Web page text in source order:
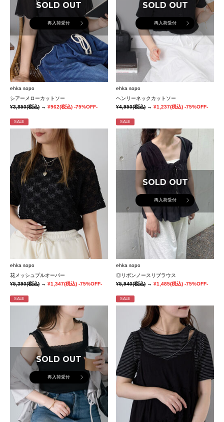
SOLD OUT
再入荷受付
ehka sopo
シアーメローカットソー
¥3,850(税込) → ¥962(税込) -75%OFF-
SOLD OUT
再入荷受付
ehka sopo
ヘンリーネックカットソー
¥4,950(税込)→¥1,237(税込) -75%OFF-
SALE
ehka sopo
花メッシュプルオーバー
¥5,390(税込) → ¥1,347(税込) -75%OFF-
SALE
SOLD OUT
再入荷受付
ehka sopo
◎リボンノースリブラウス
¥5,940(税込)→¥1,485(税込) -75%OFF-
SALE
SOLD OUT
再入荷受付
SALE